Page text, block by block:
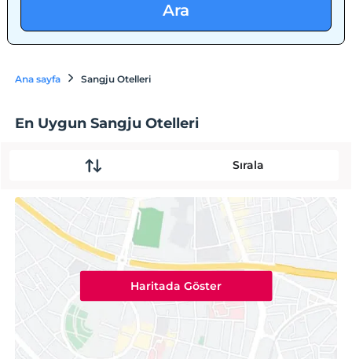
Ara
Ana sayfa Sangju Otelleri
En Uygun Sangju Otelleri
Sırala
Haritada Göster